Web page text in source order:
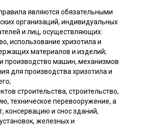
являются обязательными
организаций, индивидуальных
и лиц, осуществляющих:
использование хризотила и
материалов и изделий;
производство машин, механизмов
для производства хризотила и
строительства, строительство,
техническое перевооружение, а
консервацию и снос зданий,
железных и